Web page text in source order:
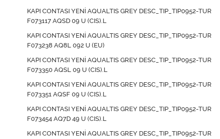
KAPI CONTASI YENİ AQUALTIS GREY DESC_TIP_TIP0952-TUR
F073117 AQSD 09 U (CIS).L
KAPI CONTASI YENİ AQUALTIS GREY DESC_TIP_TIP0952-TUR
F073238 AQ8L 092 U (EU)
KAPI CONTASI YENİ AQUALTIS GREY DESC_TIP_TIP0952-TUR
F073350 AQSL 09 U (CIS).L
KAPI CONTASI YENİ AQUALTIS GREY DESC_TIP_TIP0952-TUR
F073351 AQSF 09 U (CIS).L
KAPI CONTASI YENİ AQUALTIS GREY DESC_TIP_TIP0952-TUR
F073454 AQ7D 49 U (CIS).L
KAPI CONTASI YENİ AQUALTIS GREY DESC_TIP_TIP0952-TUR